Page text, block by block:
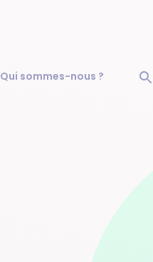
Qui sommes-nous ?